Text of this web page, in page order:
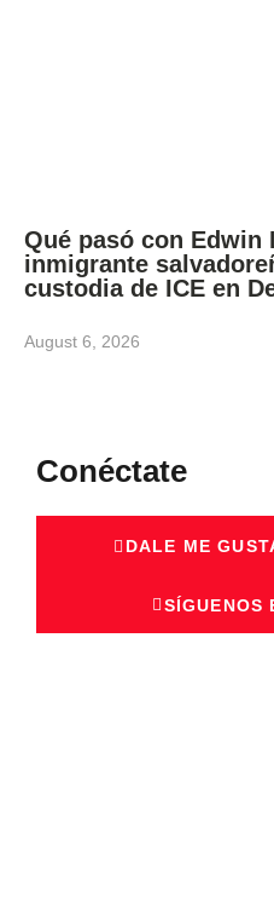
Qué pasó con Edwin
inmigrante
custodia de ICE en
August 6, 2026
Conéctate
DALE ME
SÍGUENOS